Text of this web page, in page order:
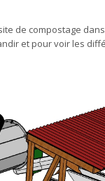
de compostage
et pour voir les